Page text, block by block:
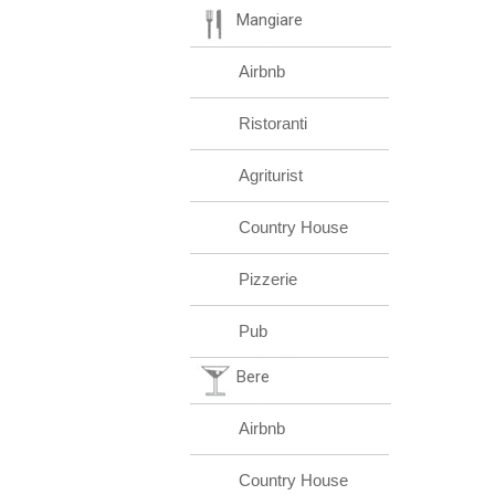
Mangiare
Airbnb
Ristoranti
Agriturist
Country House
Pizzerie
Pub
Bere
Airbnb
Country House